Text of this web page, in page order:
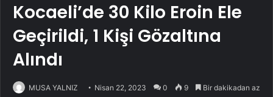
Kocaeli’de 30 Kilo Eroin Ele
Geçirildi, 1 Kişi Gözaltına
Alındı
MUSA YALNIZ Nisan 22, 2023 0 9 Bir dakikadan az